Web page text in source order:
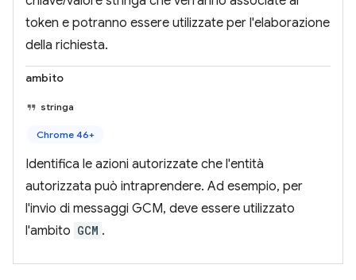
token e potranno essere utilizzate per l'elaborazione
della richiesta.
ambito
stringa
Chrome 46+
Identifica le azioni autorizzate che l'entità
autorizzata può intraprendere. Ad esempio, per
l'invio di messaggi GCM, deve essere utilizzato
l'ambito GCM .